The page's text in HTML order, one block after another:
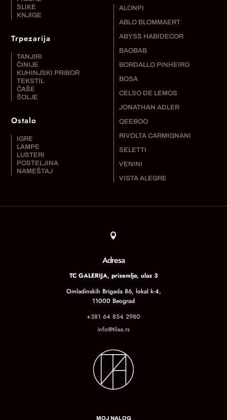
SLIKE
KNJIGE
Trpezarija
TANJIRI
ČINIJE
KUHINJSKI PRIBOR
TEKSTIL
ČAŠE
ŠOLJE
Ostalo
IGRE
LAMPE
LUSTERI
POSTELJINA
NAMEŠTAJ
ALONPI
ABLO BLOMMAERT
ABYSS HABIDECOR
BAOBAB
BORDALLO PINHEIRO
BOSA
CELSO DE LEMOS
JONATHAN ADLER
QEEBOO
RIVOLTA CARMIGNANI
SELETTI
VENINI
VISTA ALEGRE

Adresa
TC GALERIJA, prizemlje, ulaz 3
Omladinskih Brigada 86, lokal k-4,
11000 Beograd
+381 64 854 2980
info@tilaa.rs
MOJ NALOG